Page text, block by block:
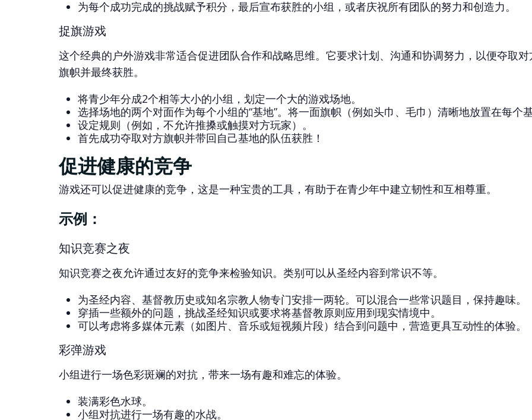
为每个成功完成的挑战赋予积分，最后宣布获胜的小组，或者庆祝所有团队的努力和创造力。
捉旗游戏
这个经典的户外游戏非常适合促进团队合作和战略思维。它要求计划、沟通和协调努力，以便夺取
旗帜并最终获胜。
将青少年分成2个相等大小的小组，划定一个大的游戏场地。
选择场地的两个对面作为每个小组的“基地”。将一面旗帜（例如头巾、毛巾）清晰地放置在每个
设定规则（例如，不允许推搡或触摸对方玩家）。
首先成功夺取对方旗帜并带回自己基地的队伍获胜！
促进健康的竞争
游戏还可以促进健康的竞争，这是一种宝贵的工具，有助于在青少年中建立韧性和互相尊重。
示例：
知识竞赛之夜
知识竞赛之夜允许通过友好的竞争来检验知识。类别可以从圣经内容到常识不等。
为圣经内容、基督教历史或知名宗教人物专门安排一两轮。可以混合一些常识题目，保持趣味。
穿插一些额外的问题，挑战圣经知识或要求将基督教原则应用到现实情境中。
可以考虑将多媒体元素（如图片、音乐或短视频片段）结合到问题中，营造更具互动性的体验。
彩弹游戏
小组进行一场色彩斑斓的对抗，带来一场有趣和难忘的体验。
装满彩色水球。
小组对抗进行一场有趣的水战。